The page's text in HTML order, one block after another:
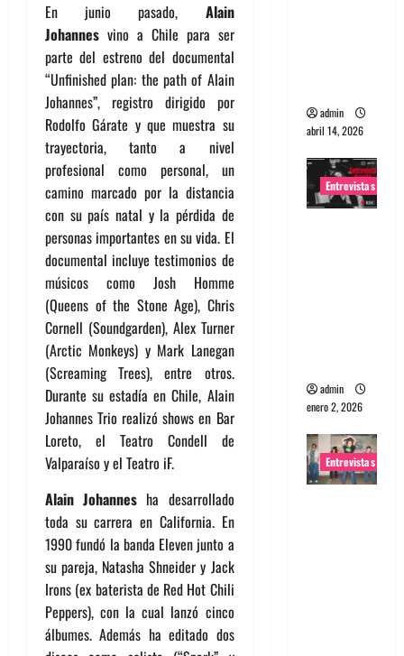
En junio pasado, Alain
Johannes vino a Chile para ser
parte del estreno del documental
“Unfinished plan: the path of Alain
Johannes”, registro dirigido por
Rodolfo Gárate y que muestra su
trayectoria, tanto a nivel
profesional como personal, un
camino marcado por la distancia
con su país natal y la pérdida de
personas importantes en su vida. El
documental incluye testimonios de
músicos como Josh Homme
(Queens of the Stone Age), Chris
Cornell (Soundgarden), Alex Turner
(Arctic Monkeys) y Mark Lanegan
(Screaming Trees), entre otros.
Durante su estadía en Chile, Alain
Johannes Trio realizó shows en Bar
Loreto, el Teatro Condell de
Valparaíso y el Teatro iF.
Alain Johannes ha desarrollado
toda su carrera en California. En
1990 fundó la banda Eleven junto a
su pareja, Natasha Shneider y Jack
Irons (ex baterista de Red Hot Chili
Peppers), con la cual lanzó cinco
álbumes. Además ha editado dos
admin
abril 14, 2026
Entrevistas
admin
enero 2, 2026
Entrevistas